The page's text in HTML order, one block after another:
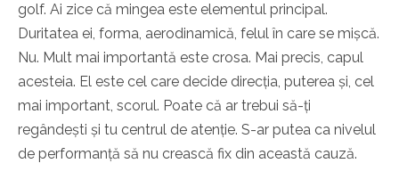
golf. Ai zice că mingea este elementul principal.
Duritatea ei, forma, aerodinamică, felul în care se mișcă.
Nu. Mult mai importantă este crosa. Mai precis, capul
acesteia. El este cel care decide direcția, puterea și, cel
mai important, scorul. Poate că ar trebui să-ți
regândești și tu centrul de atenție. S-ar putea ca nivelul
de performanță să nu crească fix din această cauză.